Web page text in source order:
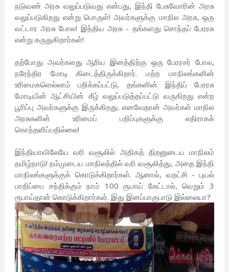
நடுவண் அரசு வலுப்படுவது என்பது, இந்தி பேசுவோரின் அரசு
வலுப்படுகிறது என்று பொருள்! அவர்களுக்கு மாநில அரசு, ஒரு
வட்டார அரசு போல! இந்திய அரசு - தங்களது சொந்தப் பேரரசு
என்று கருதுகிறார்கள்!
தற்போது அவர்களது ஆரிய இனத்திற்கு ஒரு பேரரசர் போல,
நரேந்திர மோடி கிடைத்திருக்கிறார். மற்ற மாநிலங்களின்
உரிமைகளெல்லாம் பறிக்கப்பட்டு, தங்களின் இந்திப் பேரரசு
மோடியின் ஆட்சியின் கீழ் வலுப்படுத்தப்பட்டு வருகிறது என்ற
பூரிப்பு அவர்களுக்கு இருக்கிறது. எனவேதான் அவர்கள் மாநில
அரசுகளின் உரிமைப் பறிப்புகளுக்கு எதிராகக்
கொந்தளிப்பதில்லை!
இந்தியாவிலேயே வரி வசூலில் அதிகத் திறனுடைய மாநிலம்
தமிழ்நாடு! நம்முடைய மாநிலத்தில் வரி வசூலித்து, அதை இந்தி
மாநிலங்களுக்குக் கொடுக்கிறார்கள். ஆனால், வறட்சி - புயல்
பாதிப்பை சந்திக்கும் நாம் 100 ரூபாய் கேட்டால், வெறும் 3
ரூபாய்தான் கொடுக்கிறார்கள். இது இனப்பாகுபாடு இல்லையா?